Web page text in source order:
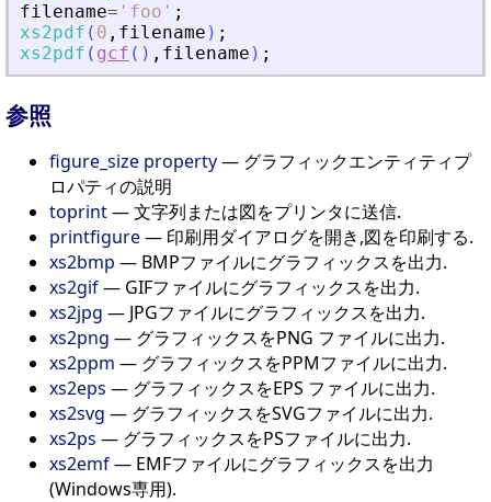
filename= ' foo ' ;
xs2pdf ( 0 , filename ) ;
xs2pdf ( gcf ( ) , filename ) ;
参照
figure_size property— グラフィックエンティティプ
ロパティの説明
toprint— 文字列または図をプリンタに送信.
printfigure— 印刷用ダイアログを開き,図を印刷する.
xs2bmp — BMPファイルにグラフィックスを出力.
xs2gif— GIFファイルにグラフィックスを出力.
xs2jpg — JPGファイルにグラフィックスを出力.
xs2png — グラフィックスをPNG ファイルに出力.
xs2ppm — グラフィックスをPPMファイルに出力.
xs2eps — グラフィックスをEPS ファイルに出力.
xs2svg — グラフィックスをSVGファイルに出力.
xs2ps — グラフィックスをPSファイルに出力.
xs2emf— EMFファイルにグラフィックスを出力
(Windows専用).